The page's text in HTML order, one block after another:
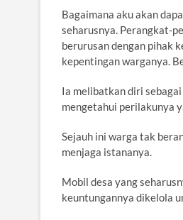
Bagaimana aku akan
seharusnya. Perangkat-
berurusan dengan pihak
kepentingan warganya.
Ia melibatkan diri
mengetahui perilakunya
Sejauh ini warga tak
menjaga istananya.
Mobil desa yang
keuntungannya dikelola